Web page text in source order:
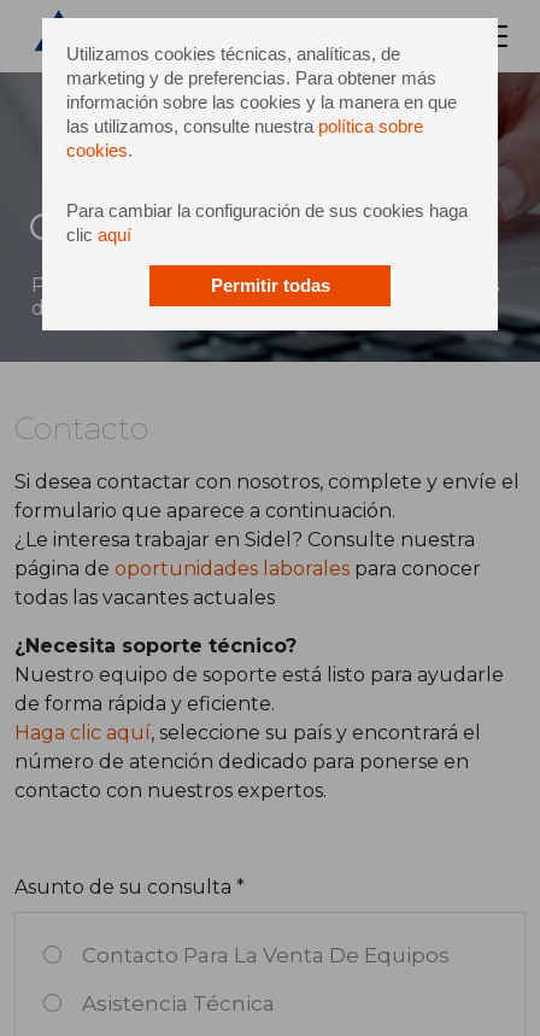
Utilizamos cookies técnicas, analíticas, de
marketing y de preferencias. Para obtener más
información sobre las cookies y la manera en que
las utilizamos, consulte nuestra política sobre
cookies.
Para cambiar la configuración de sus cookies haga
clic aquí
Permitir todas
Contacto
Puede enviar un mensaje directo a Sidel a través
del siguiente formulario
Contacto
Si desea contactar con nosotros, complete y envíe el
formulario que aparece a continuación.
¿Le interesa trabajar en Sidel? Consulte nuestra
página de oportunidades laborales para conocer
todas las vacantes actuales
¿Necesita soporte técnico?
Nuestro equipo de soporte está listo para ayudarle
de forma rápida y eficiente.
Haga clic aquí, seleccione su país y encontrará el
número de atención dedicado para ponerse en
contacto con nuestros expertos.
Asunto de su consulta *
Contacto Para La Venta De Equipos
Asistencia Técnica